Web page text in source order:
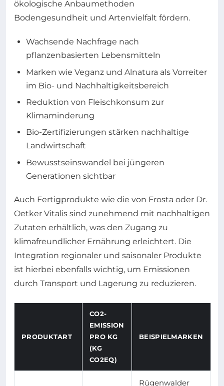
ökologische Anbaumethoden
Bodengesundheit und Artenvielfalt fördern.
Wachsende Nachfrage nach
pflanzenbasierten Lebensmitteln
Marken wie Veganz und Alnatura als Vorreiter
im Bio- und Nachhaltigkeitsbereich
Reduktion von Fleischkonsum zur
Klimaminderung
Bio-Zertifizierungen stärken nachhaltige
Landwirtschaft
Bewusstseinswandel bei jüngeren
Generationen sichtbar
Auch Fertigprodukte wie die von Frosta oder Dr.
Oetker Vitalis sind zunehmend mit nachhaltigen
Zutaten erhältlich, was den Zugang zu
klimafreundlicher Ernährung erleichtert. Die
Integration regionaler und saisonaler Produkte
ist hierbei ebenfalls wichtig, um Emissionen
durch Transport und Lagerung zu reduzieren.
PRODUKTART
CO2-
EMISSION
PRO KG
(KG
CO2EQ)
BEISPIELMARKEN
Rügenwalder